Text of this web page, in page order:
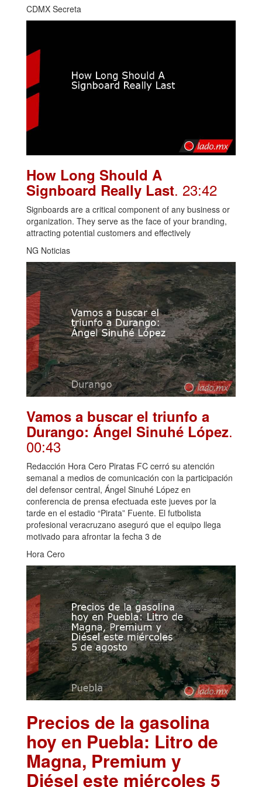
CDMX Secreta
How Long Should A
Signboard Really Last. 23:42
Signboards are a critical component of any business or
organization. They serve as the face of your branding,
attracting potential customers and effectively
NG Noticias
Vamos a buscar el triunfo a
Durango: Ángel Sinuhé López.
00:43
Redacción Hora Cero Piratas FC cerró su atención
semanal a medios de comunicación con la participación
del defensor central, Ángel Sinuhé López en
conferencia de prensa efectuada este jueves por la
tarde en el estadio “Pirata” Fuente. El futbolista
profesional veracruzano aseguró que el equipo llega
motivado para afrontar la fecha 3 de
Hora Cero
Precios de la gasolina
hoy en Puebla: Litro de
Magna, Premium y
Diésel este miércoles 5